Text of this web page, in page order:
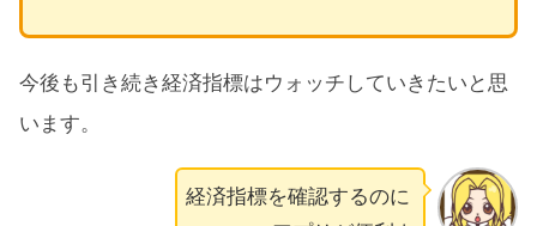
今後も引き続き経済指標はウォッチしていきたいと思
います。
経済指標を確認するのに